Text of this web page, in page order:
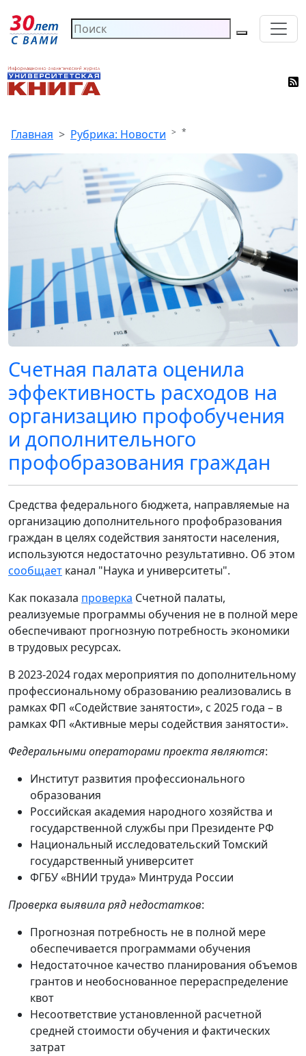
Главная Рубрика: Новости *
Счетная палата оценила
эффективность расходов на
организацию профобучения
и дополнительного
профобразования граждан
Средства федерального бюджета, направляемые на
организацию дополнительного профобразования
граждан в целях содействия занятости населения,
используются недостаточно результативно. Об этом
сообщает канал "Наука и университеты".
Как показала проверка Счетной палаты,
реализуемые программы обучения не в полной мере
обеспечивают прогнозную потребность экономики
в трудовых ресурсах.
В 2023-2024 годах мероприятия по дополнительному
профессиональному образованию реализовались в
рамках ФП «Содействие занятости», с 2025 года – в
рамках ФП «Активные меры содействия занятости».
Федеральными операторами проекта являются:
Институт развития профессионального
образования
Российская академия народного хозяйства и
государственной службы при Президенте РФ
Национальный исследовательский Томский
государственный университет
ФГБУ «ВНИИ труда» Минтруда России
Проверка выявила ряд недостатков:
Прогнозная потребность не в полной мере
обеспечивается программами обучения
Недостаточное качество планирования объемов
грантов и необоснованное перераспределение
квот
Несоответствие установленной расчетной
средней стоимости обучения и фактических
затрат